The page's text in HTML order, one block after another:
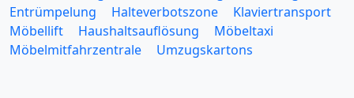
Entrümpelung
Halteverbotszone
Klaviertransport
Möbellift
Haushaltsauflösung
Möbeltaxi
Möbelmitfahrzentrale
Umzugskartons